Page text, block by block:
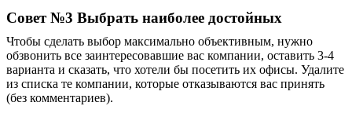
Совет №3 Выбрать наиболее достойных
Чтобы сделать выбор максимально объективным, нужно
обзвонить все заинтересовавшие вас компании, оставить 3-4
варианта и сказать, что хотели бы посетить их офисы. Удалите
из списка те компании, которые отказываются вас принять
(без комментариев).